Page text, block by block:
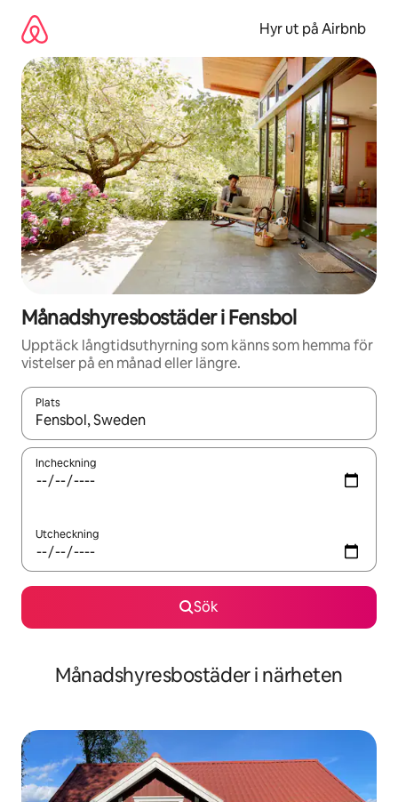
innehåll
Hyr ut på Airbnb
Månadshyresbostäder i Fensbol
Upptäck långtidsuthyrning som känns som hemma för
vistelser på en månad eller längre.
Plats
När resultaten är tillgängliga kan du navigera med upp- och
Incheckning
Utcheckning
Sök
Månadshyresbostäder i närheten